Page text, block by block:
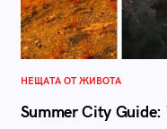
НЕЩАТА ОТ ЖИВОТА
Summer City Guide: